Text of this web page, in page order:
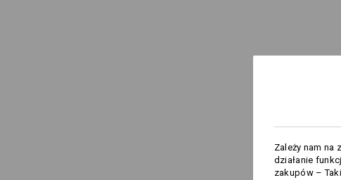
Zależy nam na
działanie
zakupów –